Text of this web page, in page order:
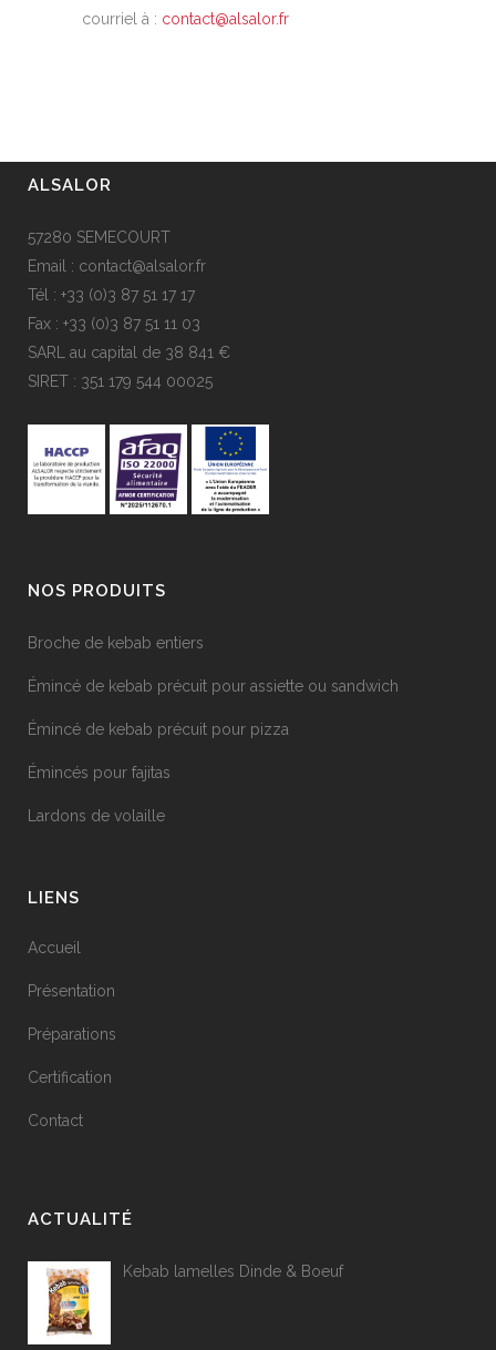
courriel à : contact@alsalor.fr
ALSALOR
57280 SEMECOURT
Email : contact@alsalor.fr
Tél : +33 (0)3 87 51 17 17
Fax : +33 (0)3 87 51 11 03
SARL au capital de 38 841 €
SIRET : 351 179 544 00025
NOS PRODUITS
Broche de kebab entiers
Émincé de kebab précuit pour assiette ou sandwich
Émincé de kebab précuit pour pizza
Émincés pour fajitas
Lardons de volaille
LIENS
Accueil
Présentation
Préparations
Certification
Contact
ACTUALITÉ
Kebab lamelles Dinde & Boeuf